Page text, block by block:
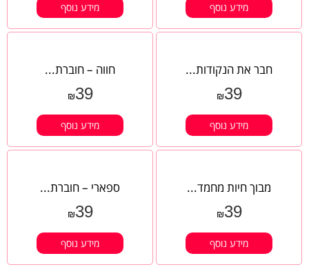
מידע נוסף מידע נוסף
חבר את הנקודות...
₪39
מידע נוסף
חווה – חוברת...
₪39
מידע נוסף
מבוך חיות מחמד...
₪39
מידע נוסף
ספארי – חוברת...
₪39
מידע נוסף